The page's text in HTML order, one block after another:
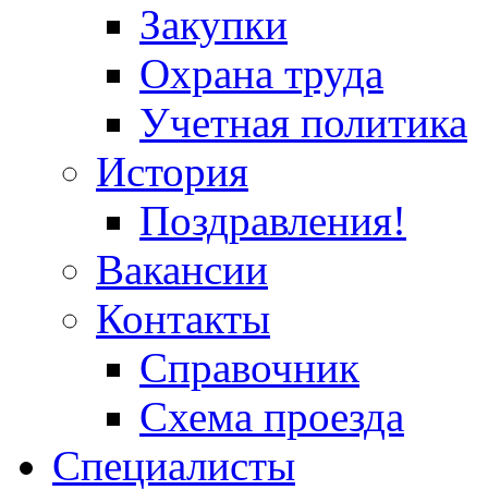
Закупки
Охрана труда
Учетная политика
История
Поздравления!
Вакансии
Контакты
Справочник
Схема проезда
Специалисты